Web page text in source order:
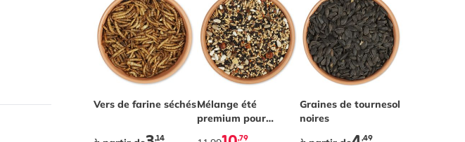
Vers de farine séchés
The price depends on the options chosen on the product page
,14
Mélange été
premium pour
oiseaux - 2kg
,79
Graines de tournesol
noires
The price depends on the
,49